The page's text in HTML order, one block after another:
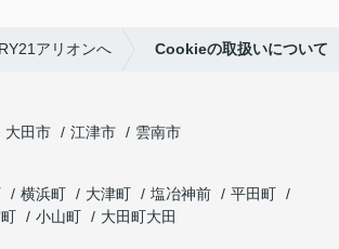
アリオンへ Cookieの取扱いについて
大田市 江津市
雲南市
横浜町 大津町 塩冶神前
平田町
小山町
大田町大田